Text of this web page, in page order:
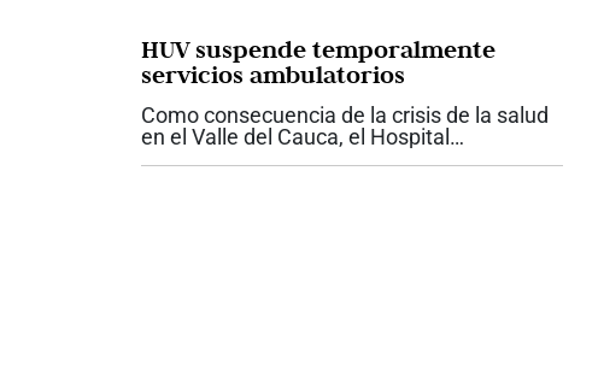
HUV suspende temporalmente
servicios ambulatorios
Como consecuencia de la crisis de la salud
en el Valle del Cauca, el Hospital
Universitario del Valle anunció la